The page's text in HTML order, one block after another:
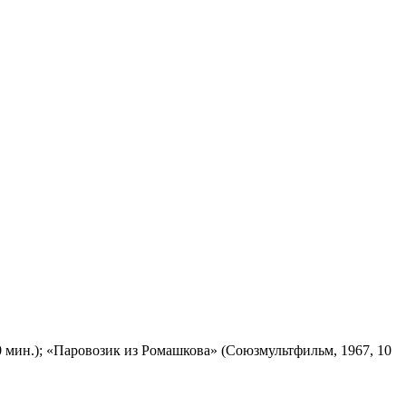
«Паровозик из Ромашкова» (Союзмультфильм, 1967, 10